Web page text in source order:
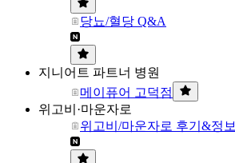
당뇨/혈당 Q&A
지니어트 파트너 병원
메이퓨어 고덕점
위고비·마운자로
위고비/마운자로 후기&정보